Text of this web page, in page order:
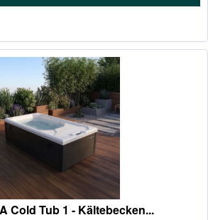
Cold Tub 1 - Kältebecken...